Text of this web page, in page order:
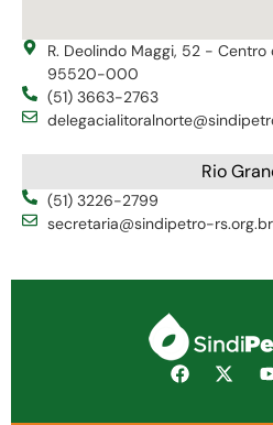
R. Deolindo Maggi, 52 - Centro
95520-000
(51) 3663-2763
Rio
(51) 3226-2799
secretaria@sindipetro-rs.org.br